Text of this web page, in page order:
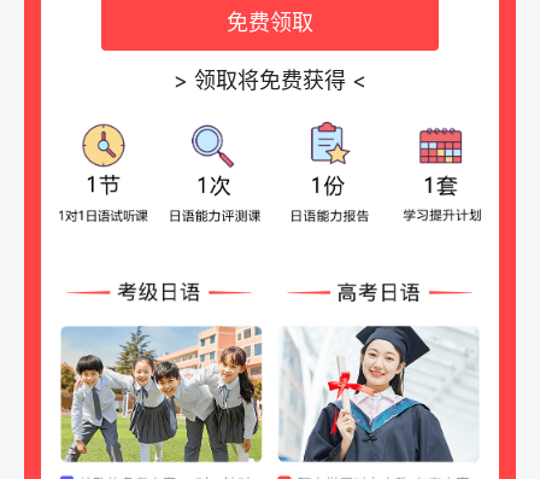
免费领取
> 领取将免费获得 <